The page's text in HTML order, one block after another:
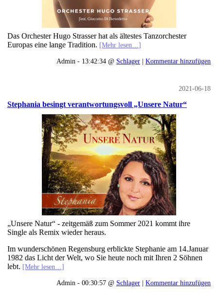
Das Orchester Hugo Strasser hat als ältestes Tanzorchester
Europas eine lange Tradition. [Mehr lesen…]
Admin - 13:42:34 @ Schlager | Kommentar hinzufügen
2021-06-18
Stephania besingt verantwortungsvoll „Unsere Natur“
„Unsere Natur“ - zeitgemäß zum Sommer 2021 kommt ihre
Single als Remix wieder heraus.
Im wunderschönen Regensburg erblickte Stephanie am 14.Januar
1982 das Licht der Welt, wo Sie heute noch mit Ihren 2 Söhnen
lebt. [Mehr lesen…]
Admin - 00:30:57 @ Schlager | Kommentar hinzufügen